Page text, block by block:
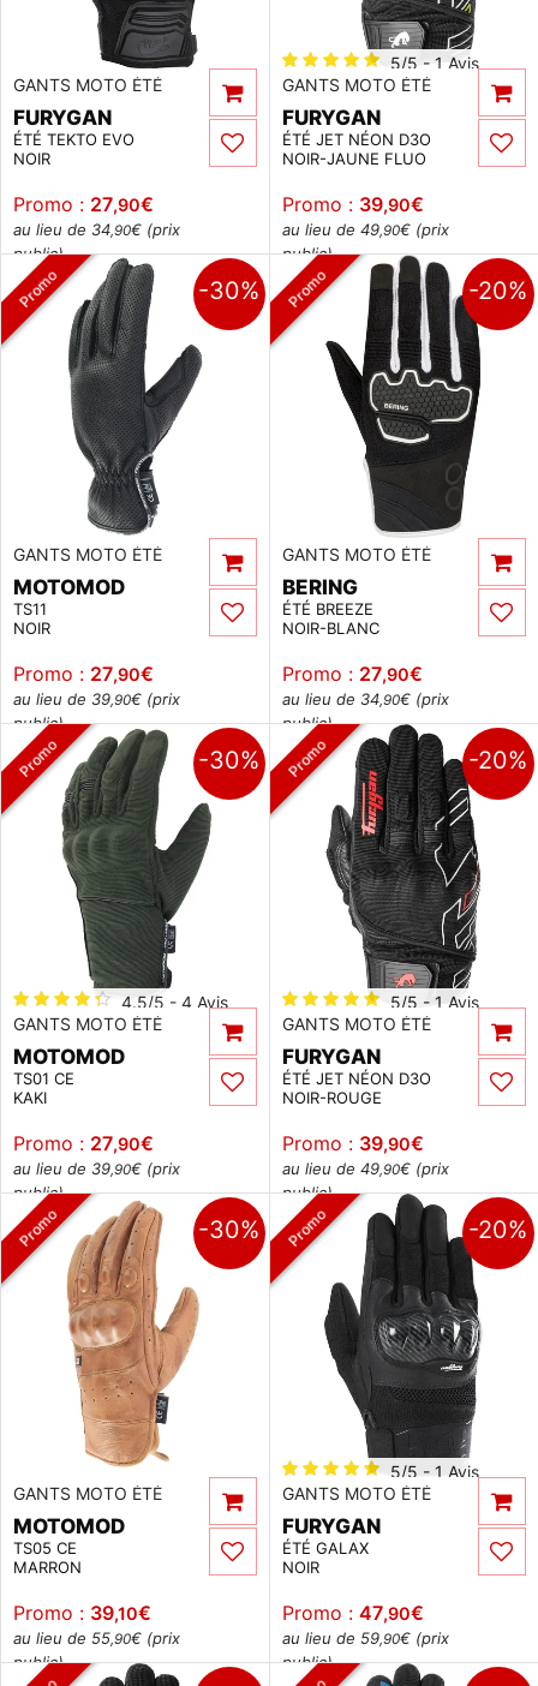
GANTS MOTO ÉTÉ
FURYGAN
ÉTÉ TEKTO EVO
NOIR
Promo : 27,90€
au lieu de 34,90€ (prix
public)
5/5 - 1 Avis
GANTS MOTO ÉTÉ
FURYGAN
ÉTÉ JET NÉON D3O
NOIR-JAUNE FLUO
Promo : 39,90€
au lieu de 49,90€ (prix
public)
Promo -30%
GANTS MOTO ÉTÉ
MOTOMOD
TS11
NOIR
Promo : 27,90€
au lieu de 39,90€ (prix
public)
Promo -20%
GANTS MOTO ÉTÉ
BERING
ÉTÉ BREEZE
NOIR-BLANC
Promo : 27,90€
au lieu de 34,90€ (prix
public)
Promo -30%
4.5/5 - 4 Avis
GANTS MOTO ÉTÉ
MOTOMOD
TS01 CE
KAKI
Promo : 27,90€
au lieu de 39,90€ (prix
public)
Promo -20%
5/5 - 1 Avis
GANTS MOTO ÉTÉ
FURYGAN
ÉTÉ JET NÉON D3O
NOIR-ROUGE
Promo : 39,90€
au lieu de 49,90€ (prix
public)
Promo -30%
GANTS MOTO ÉTÉ
MOTOMOD
TS05 CE
MARRON
Promo : 39,10€
au lieu de 55,90€ (prix
public)
Promo -20%
5/5 - 1 Avis
GANTS MOTO ÉTÉ
FURYGAN
ÉTÉ GALAX
NOIR
Promo : 47,90€
au lieu de 59,90€ (prix
public)